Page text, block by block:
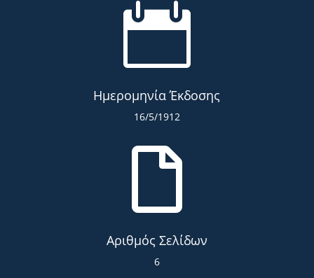

Ημερομηνία Έκδοσης
16/5/1912

Αριθμός Σελίδων
6